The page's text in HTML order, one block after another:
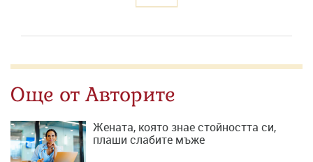
Още от Авторите
Жената, която знае стойността си,
плаши слабите мъже